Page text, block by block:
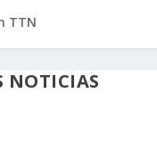
TTN
NOTICIAS